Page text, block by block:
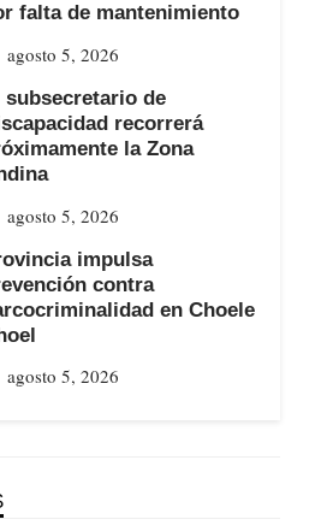
falta de mantenimiento
agosto 5, 2026
subsecretario de
recorrerá
la Zona
agosto 5, 2026
impulsa
contra
en Choele
agosto 5, 2026